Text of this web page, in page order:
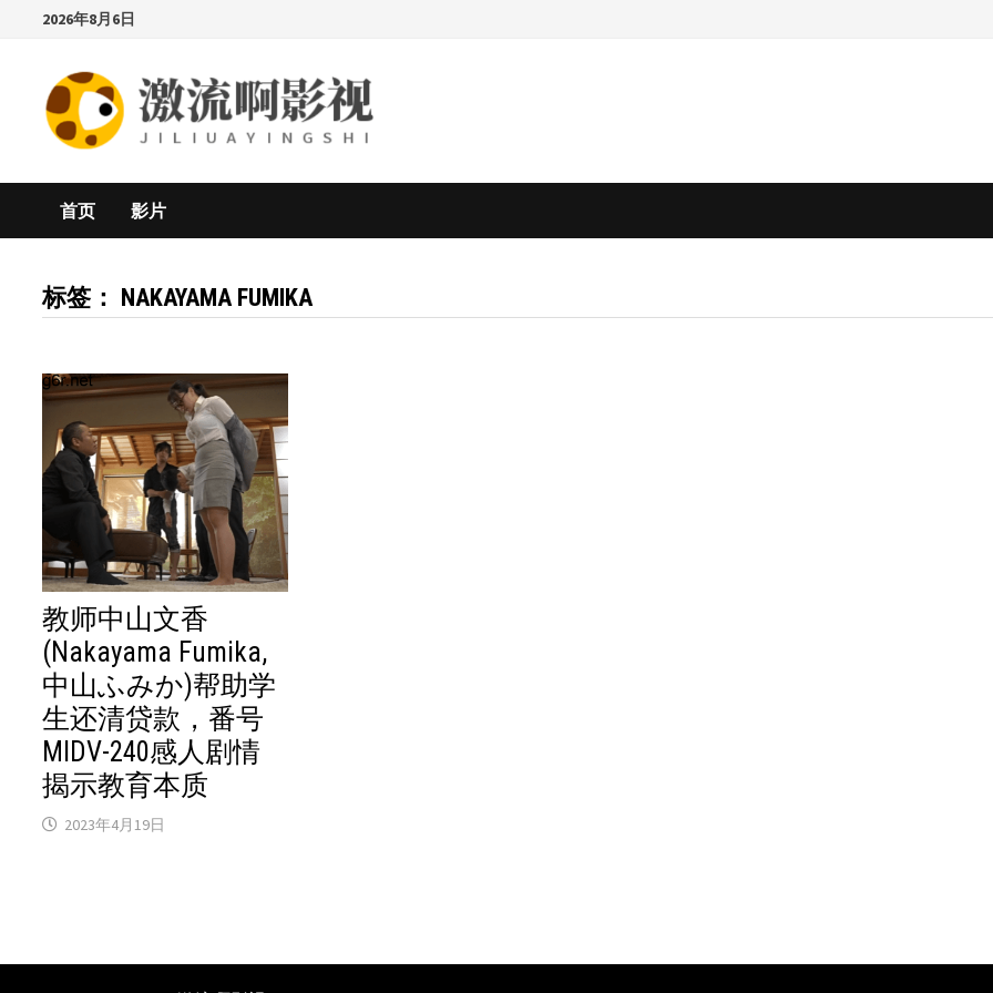
content
2026年8月6日
首页 影片
标签： NAKAYAMA FUMIKA
教师中山文香
(Nakayama Fumika,
中山ふみか)帮助学
生还清贷款，番号
MIDV-240感人剧情
揭示教育本质
2023年4月19日